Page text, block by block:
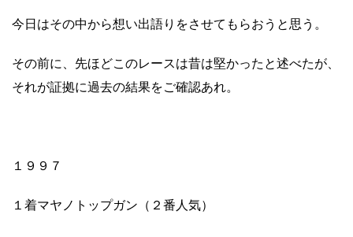
今日はその中から想い出語りをさせてもらおうと思う。
その前に、先ほどこのレースは昔は堅かったと述べたが、
それが証拠に過去の結果をご確認あれ。
１９９７
１着マヤノトップガン（２番人気）